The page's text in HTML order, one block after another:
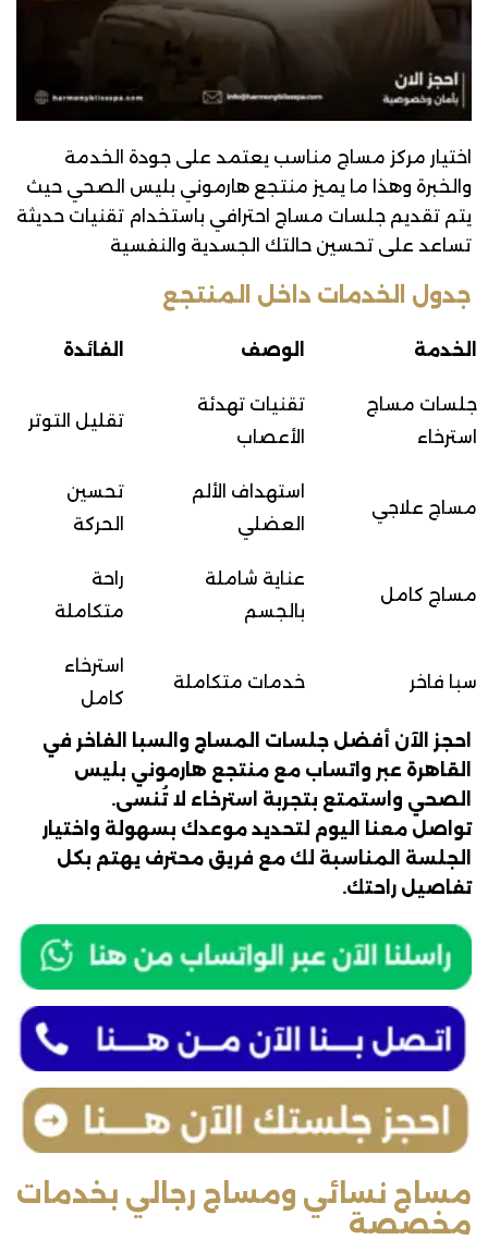
اختيار مركز مساج مناسب يعتمد على جودة الخدمة
والخبرة وهذا ما يميز منتجع هارموني بليس الصحي حيث
يتم تقديم جلسات مساج احترافي باستخدام تقنيات حديثة
تساعد على تحسين حالتك الجسدية والنفسية
جدول الخدمات داخل المنتجع
الخدمة الوصف الفائدة
جلسات مساج
استرخاء
تقنيات تهدئة
الأعصاب
تقليل التوتر
مساج علاجي
استهداف الألم
العضلي
تحسين
الحركة
مساج كامل
عناية شاملة
بالجسم
راحة
متكاملة
سبا فاخر خدمات متكاملة
استرخاء
كامل
احجز الآن أفضل جلسات المساج والسبا الفاخر في
القاهرة عبر واتساب مع منتجع هارموني بليس
الصحي واستمتع بتجربة استرخاء لا تُنسى.
تواصل معنا اليوم لتحديد موعدك بسهولة واختيار
الجلسة المناسبة لك مع فريق محترف يهتم بكل
تفاصيل راحتك.
مساج نسائي ومساج رجالي بخدمات
مخصصة